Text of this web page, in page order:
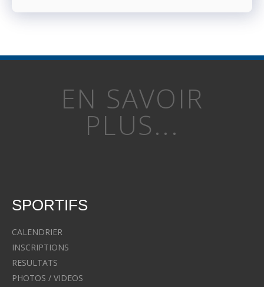
EN SAVOIR
PLUS...
SPORTIFS
CALENDRIER
INSCRIPTIONS
RESULTATS
PHOTOS / VIDEOS